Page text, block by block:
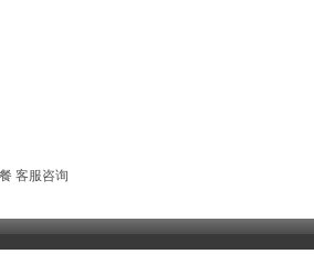
客服咨询